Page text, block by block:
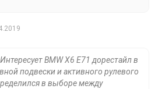
BMW X6 E71 дорестайл в
подвески и активного рулевого
в выборе между